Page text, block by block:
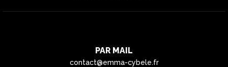
PAR MAIL
contact@emma-cybele.fr